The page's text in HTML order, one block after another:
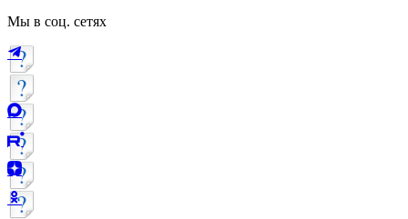
Мы в соц. сетях